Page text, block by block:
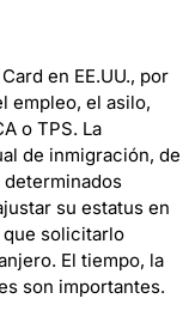
en EE.UU., por
empleo, el asilo,
o TPS. La
de inmigración, de
su estatus en
que solicitarlo
El tiempo, la
son importantes.